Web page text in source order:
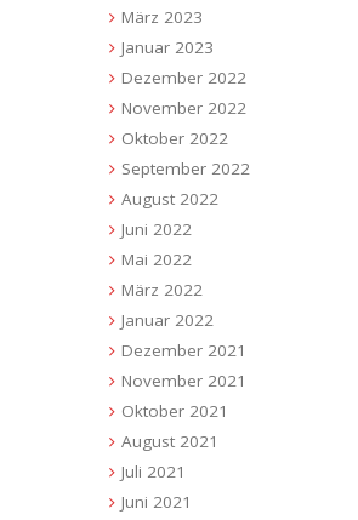
März 2023
Januar 2023
Dezember 2022
November 2022
Oktober 2022
September 2022
August 2022
Juni 2022
Mai 2022
März 2022
Januar 2022
Dezember 2021
November 2021
Oktober 2021
August 2021
Juli 2021
Juni 2021